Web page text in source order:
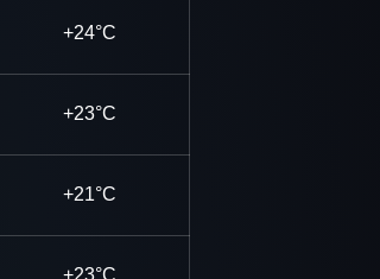
+24°C
+23°C
+21°C
+23°C